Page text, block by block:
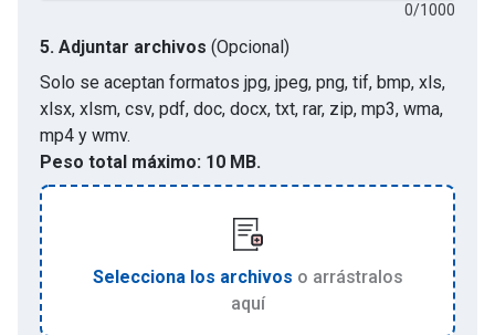
0/1000
5. Adjuntar archivos (Opcional)
Solo se aceptan formatos jpg, jpeg, png, tif, bmp, xls,
xlsx, xlsm, csv, pdf, doc, docx, txt, rar, zip, mp3, wma,
mp4 y wmv.
Peso total máximo: 10 MB.
Selecciona los archivos o arrástralos
aquí